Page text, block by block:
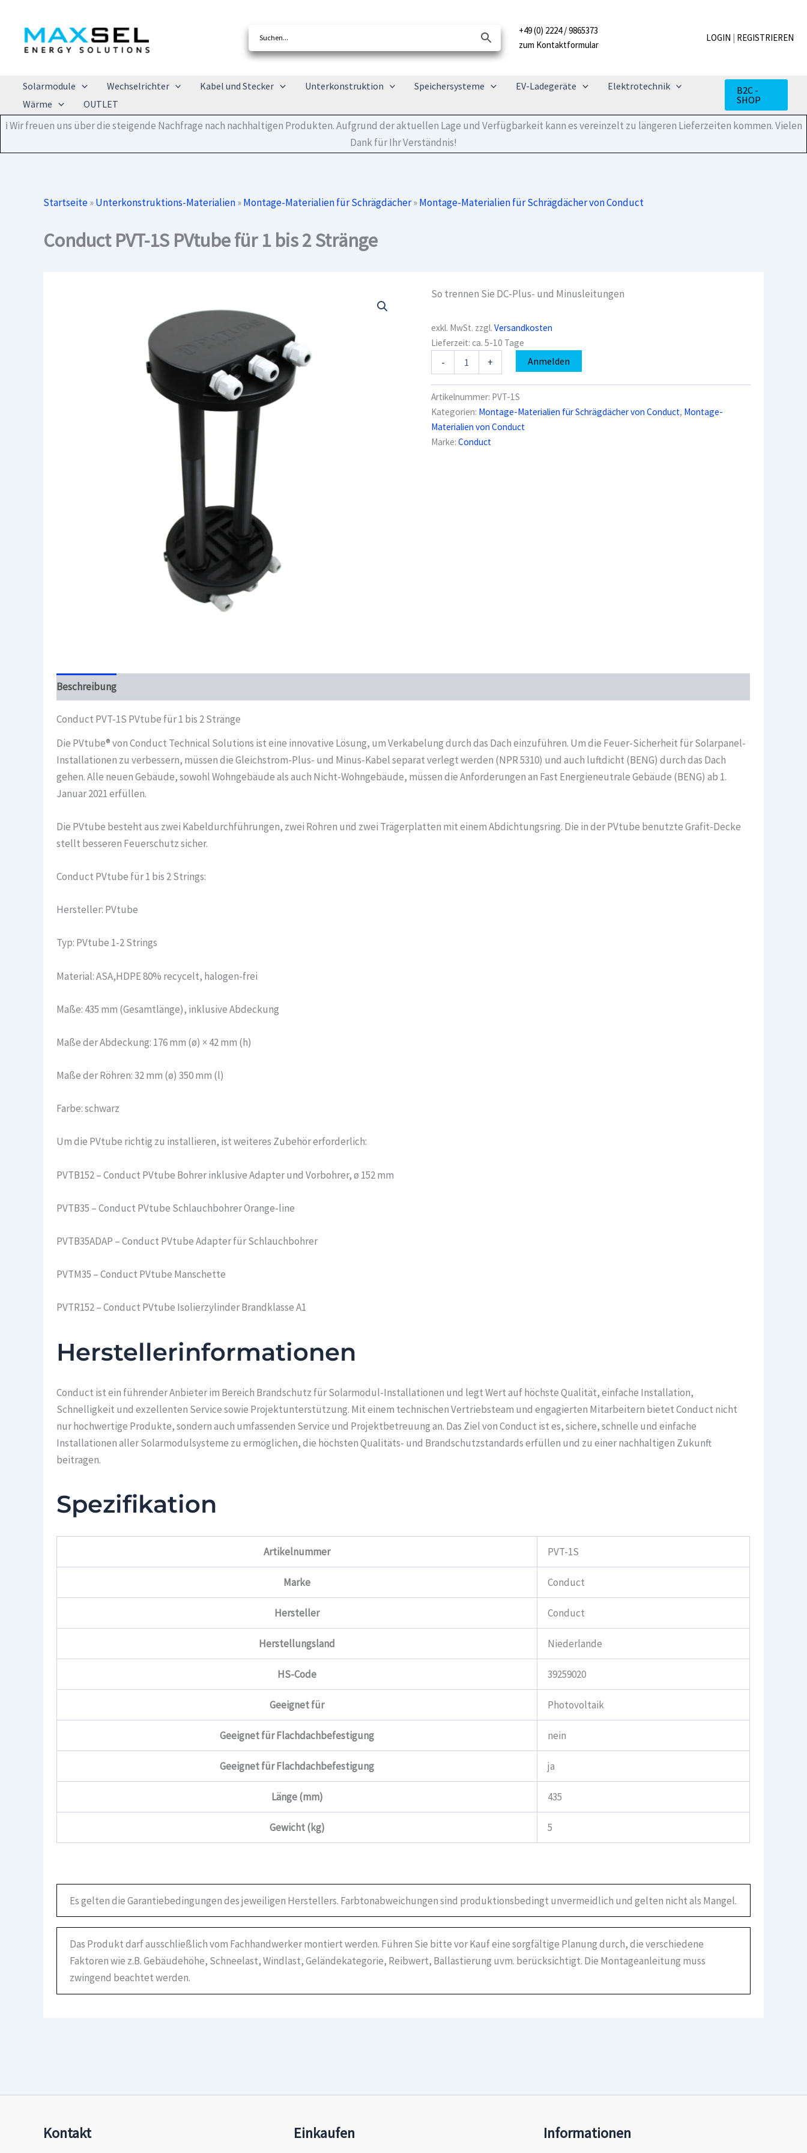
Inhalt
springen
+49 (0) 2224 / 9865373
zum Kontaktformular
LOGIN | REGISTRIEREN
Solarmodule Wechselrichter Kabel und Stecker Unterkonstruktion Speichersysteme EV-Ladegeräte
Elektrotechnik
Wärme
OUTLET
B2C -
SHOP
ℹ️ Wir freuen uns über die steigende Nachfrage nach nachhaltigen Produkten. Aufgrund der aktuellen Lage und Verfügbarkeit kann es vereinzelt zu längeren Lieferzeiten kommen. Vielen
Dank für Ihr Verständnis!
Startseite»Unterkonstruktions-Materialien»Montage-Materialien für Schrägdächer»Montage-Materialien für Schrägdächer von Conduct
Conduct PVT-1S PVtube für 1 bis 2 Stränge
So trennen Sie DC-Plus- und Minusleitungen
exkl. MwSt. zzgl.Versandkosten
Lieferzeit:ca. 5-10 Tage
-
PVT-
PVtube
für
1
bis
2
+ Anmelden
Artikelnummer: PVT-1S
Kategorien: Montage-Materialien für Schrägdächer von Conduct, Montage-
Materialien von Conduct
Marke:Conduct
Beschreibung
Conduct PVT-1S PVtube für 1 bis 2 Stränge
Die PVtube® von Conduct Technical Solutions ist eine innovative Lösung, um Verkabelung durch das Dach einzuführen. Um die Feuer-Sicherheit für Solarpanel-
Installationen zu verbessern, müssen die Gleichstrom-Plus- und Minus-Kabel separat verlegt werden (NPR 5310) und auch luftdicht (BENG) durch das Dach
gehen. Alle neuen Gebäude, sowohl Wohngebäude als auch Nicht-Wohngebäude, müssen die Anforderungen an Fast Energieneutrale Gebäude (BENG) ab 1.
Januar 2021 erfüllen.
Die PVtube besteht aus zwei Kabeldurchführungen, zwei Rohren und zwei Trägerplatten mit einem Abdichtungsring. Die in der PVtube benutzte Grafit-Decke
stellt besseren Feuerschutz sicher.
Conduct PVtube für 1 bis 2 Strings:
Hersteller: PVtube
Typ: PVtube 1-2 Strings
Material: ASA,HDPE 80% recycelt, halogen-frei
Maße: 435 mm (Gesamtlänge), inklusive Abdeckung
Maße der Abdeckung: 176 mm (ø) × 42 mm (h)
Maße der Röhren: 32 mm (ø) 350 mm (l)
Farbe: schwarz
Um die PVtube richtig zu installieren, ist weiteres Zubehör erforderlich:
PVTB152 – Conduct PVtube Bohrer inklusive Adapter und Vorbohrer, ø 152 mm
PVTB35 – Conduct PVtube Schlauchbohrer Orange-line
PVTB35ADAP – Conduct PVtube Adapter für Schlauchbohrer
PVTM35 – Conduct PVtube Manschette
PVTR152 – Conduct PVtube Isolierzylinder Brandklasse A1
Herstellerinformationen
Conduct ist ein führender Anbieter im Bereich Brandschutz für Solarmodul-Installationen und legt Wert auf höchste Qualität, einfache Installation,
Schnelligkeit und exzellenten Service sowie Projektunterstützung. Mit einem technischen Vertriebsteam und engagierten Mitarbeitern bietet Conduct nicht
nur hochwertige Produkte, sondern auch umfassenden Service und Projektbetreuung an. Das Ziel von Conduct ist es, sichere, schnelle und einfache
Installationen aller Solarmodulsysteme zu ermöglichen, die höchsten Qualitäts- und Brandschutzstandards erfüllen und zu einer nachhaltigen Zukunft
beitragen.
Spezifikation
Artikelnummer PVT-1S
Marke Conduct
Hersteller Conduct
Herstellungsland Niederlande
HS-Code 39259020
Geeignet für Photovoltaik
Geeignet für Flachdachbefestigung nein
Geeignet für Flachdachbefestigung ja
Länge (mm) 435
Gewicht (kg) 5
Es gelten die Garantiebedingungen des jeweiligen Herstellers. Farbtonabweichungen sind produktionsbedingt unvermeidlich und gelten nicht als Mangel.
Das Produkt darf ausschließlich vom Fachhandwerker montiert werden. Führen Sie bitte vor Kauf eine sorgfältige Planung durch, die verschiedene
Faktoren wie z.B. Gebäudehöhe, Schneelast, Windlast, Geländekategorie, Reibwert, Ballastierung uvm. berücksichtigt. Die Montageanleitung muss
zwingend beachtet werden.
Kontakt Einkaufen Informationen
Menge